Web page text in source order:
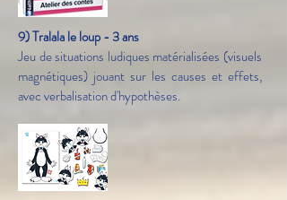
9) Tralala le loup - 3 ans
Jeu de situations ludiques matérialisées (visuels
magnétiques) jouant sur les causes et effets,
avec verbalisation d'hypothèses.